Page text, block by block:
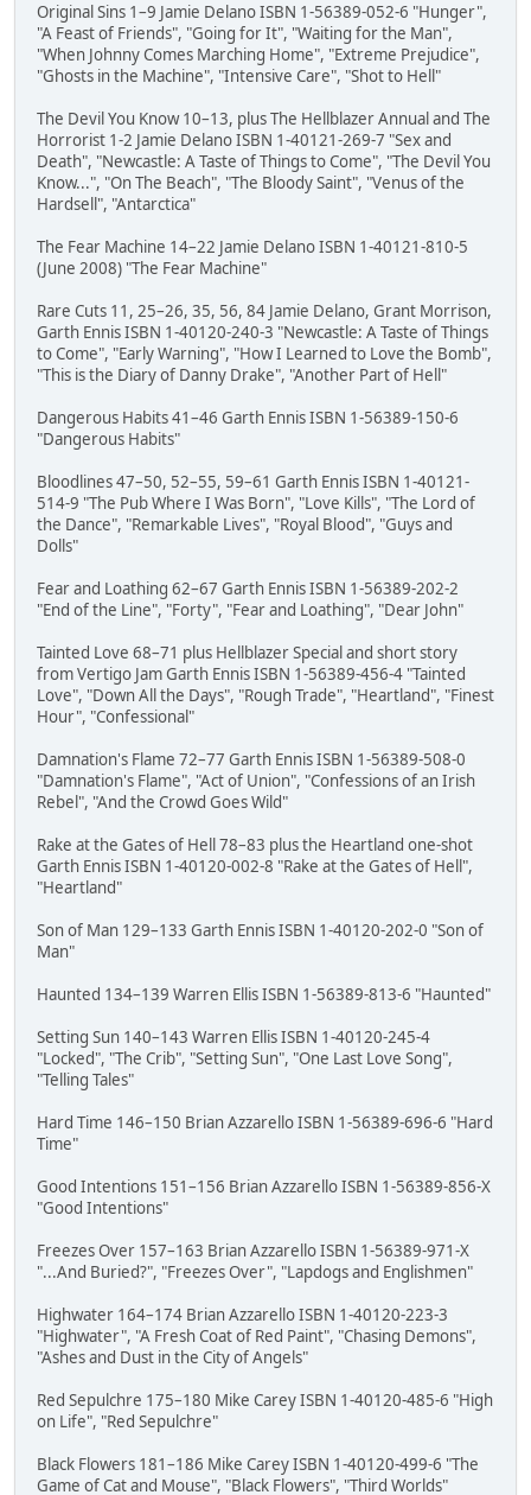
Original Sins 1–9 Jamie Delano ISBN 1-56389-052-6 "Hunger",
"A Feast of Friends", "Going for It", "Waiting for the Man",
"When Johnny Comes Marching Home", "Extreme Prejudice",
"Ghosts in the Machine", "Intensive Care", "Shot to Hell"
The Devil You Know 10–13, plus The Hellblazer Annual and The
Horrorist 1-2 Jamie Delano ISBN 1-40121-269-7 "Sex and
Death", "Newcastle: A Taste of Things to Come", "The Devil You
Know...", "On The Beach", "The Bloody Saint", "Venus of the
Hardsell", "Antarctica"
The Fear Machine 14–22 Jamie Delano ISBN 1-40121-810-5
(June 2008) "The Fear Machine"
Rare Cuts 11, 25–26, 35, 56, 84 Jamie Delano, Grant Morrison,
Garth Ennis ISBN 1-40120-240-3 "Newcastle: A Taste of Things
to Come", "Early Warning", "How I Learned to Love the Bomb",
"This is the Diary of Danny Drake", "Another Part of Hell"
Dangerous Habits 41–46 Garth Ennis ISBN 1-56389-150-6
"Dangerous Habits"
Bloodlines 47–50, 52–55, 59–61 Garth Ennis ISBN 1-40121-
514-9 "The Pub Where I Was Born", "Love Kills", "The Lord of
the Dance", "Remarkable Lives", "Royal Blood", "Guys and
Dolls"
Fear and Loathing 62–67 Garth Ennis ISBN 1-56389-202-2
"End of the Line", "Forty", "Fear and Loathing", "Dear John"
Tainted Love 68–71 plus Hellblazer Special and short story
from Vertigo Jam Garth Ennis ISBN 1-56389-456-4 "Tainted
Love", "Down All the Days", "Rough Trade", "Heartland", "Finest
Hour", "Confessional"
Damnation's Flame 72–77 Garth Ennis ISBN 1-56389-508-0
"Damnation's Flame", "Act of Union", "Confessions of an Irish
Rebel", "And the Crowd Goes Wild"
Rake at the Gates of Hell 78–83 plus the Heartland one-shot
Garth Ennis ISBN 1-40120-002-8 "Rake at the Gates of Hell",
"Heartland"
Son of Man 129–133 Garth Ennis ISBN 1-40120-202-0 "Son of
Man"
Haunted 134–139 Warren Ellis ISBN 1-56389-813-6 "Haunted"
Setting Sun 140–143 Warren Ellis ISBN 1-40120-245-4
"Locked", "The Crib", "Setting Sun", "One Last Love Song",
"Telling Tales"
Hard Time 146–150 Brian Azzarello ISBN 1-56389-696-6 "Hard
Time"
Good Intentions 151–156 Brian Azzarello ISBN 1-56389-856-X
"Good Intentions"
Freezes Over 157–163 Brian Azzarello ISBN 1-56389-971-X
"...And Buried?", "Freezes Over", "Lapdogs and Englishmen"
Highwater 164–174 Brian Azzarello ISBN 1-40120-223-3
"Highwater", "A Fresh Coat of Red Paint", "Chasing Demons",
"Ashes and Dust in the City of Angels"
Red Sepulchre 175–180 Mike Carey ISBN 1-40120-485-6 "High
on Life", "Red Sepulchre"
Black Flowers 181–186 Mike Carey ISBN 1-40120-499-6 "The
Game of Cat and Mouse", "Black Flowers", "Third Worlds"